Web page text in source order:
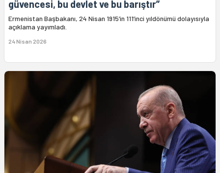
güvencesi, bu devlet ve bu barıştır”
Ermenistan Başbakanı, 24 Nisan 1915’in 111’inci yıldönümü dolayısıyla
açıklama yayımladı.
24 Nisan 2026